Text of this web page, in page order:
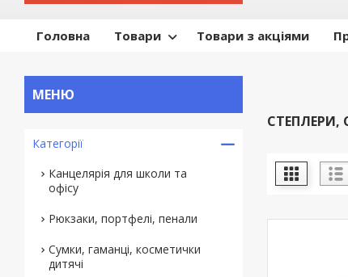
Головна Товари Товари з акціями
СТЕПЛЕРИ,
Категорії
Канцелярія для школи та
офісу
Рюкзаки, портфелі, пенали
Сумки, гаманці, косметички
дитячі